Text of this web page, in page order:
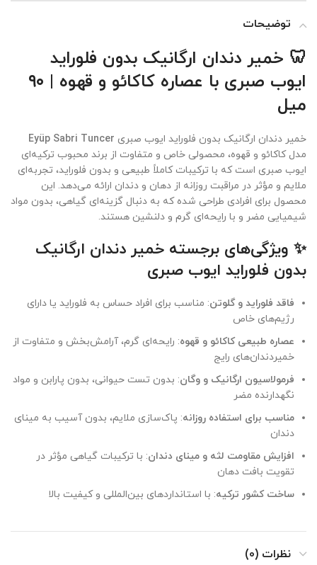
توضیحات
🦷 خمیر دندان ارگانیک بدون فلوراید
ایوب صبری با عصاره کاکائو و قهوه | ۹۰
میل
خمیر دندان ارگانیک بدون فلوراید ایوب صبری Eyüp Sabri Tuncer
مدل کاکائو و قهوه، محصولی خاص و متفاوت از برند محبوب ترکیه‌ای
ایوب صبری است که با ترکیبات کاملاً طبیعی و بدون فلوراید، تجربه‌ای
ملایم و مؤثر در مراقبت روزانه از دهان و دندان ارائه می‌دهد. این
محصول برای افرادی طراحی شده که به دنبال گزینه‌ای گیاهی، بدون مواد
شیمیایی مضر و با رایحه‌ای گرم و دلنشین هستند.
✨ ویژگی‌های برجسته خمیر دندان ارگانیک
بدون فلوراید ایوب صبری
فاقد فلوراید و گلوتن: مناسب برای افراد حساس به فلوراید یا دارای
رژیم‌های خاص
عصاره طبیعی کاکائو و قهوه: رایحه‌ای گرم، آرامش‌بخش و متفاوت از
خمیردندان‌های رایج
فرمولاسیون ارگانیک و وگان: بدون تست حیوانی، بدون پارابن و مواد
نگهدارنده مضر
مناسب برای استفاده روزانه: پاک‌سازی ملایم، بدون آسیب به مینای
دندان
افزایش مقاومت لثه و مینای دندان: با ترکیبات گیاهی مؤثر در
تقویت بافت دهان
ساخت کشور ترکیه: با استانداردهای بین‌المللی و کیفیت بالا
نظرات (0)